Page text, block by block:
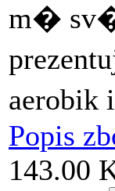
m� sv�
aerobik
Popis
143.00